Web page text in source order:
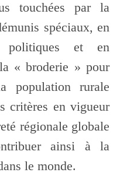
touchées par la
spéciaux, en
politiques et en
« broderie » pour
population rurale
critères en vigueur
régionale globale
ainsi à la
le monde.